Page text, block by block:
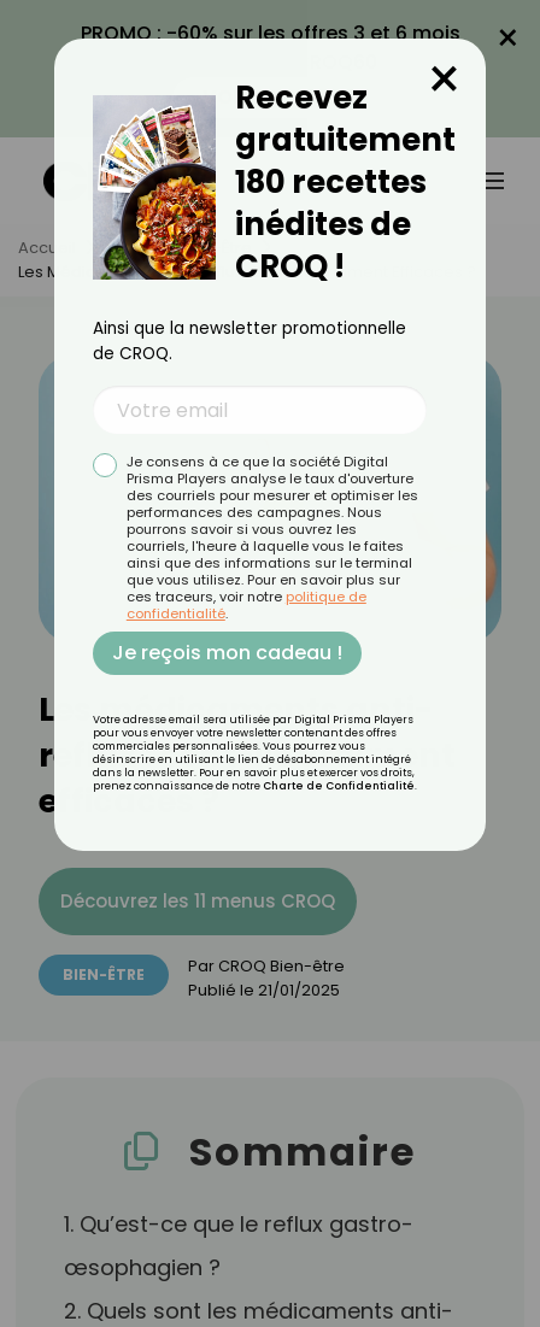
PROMO : -60% sur les offres 3 et 6 mois
VOIR LA PROMO
×
Accueil Actus
Bien-Être
Les Médicaments Anti-Reflux : Sont-Ils Vraiment Efficaces ?
Les médicaments anti-
reflux : sont-ils vraiment
efficaces ?
Découvrez les 11 menus CROQ
BIEN-ÊTRE Par CROQ Bien-être
Publié le 21/01/2025
Sommaire
1. Qu’est-ce que le reflux gastro-
œsophagien ?
2. Quels sont les médicaments anti-
Recevez
gratuitement
180 recettes
inédites de
CROQ !
×
Ainsi que la newsletter promotionnelle
de CROQ.
Je consens à ce que la société Digital
Prisma Players analyse le taux d'ouverture
des courriels pour mesurer et optimiser les
performances des campagnes. Nous
pourrons savoir si vous ouvrez les
courriels, l'heure à laquelle vous le faites
ainsi que des informations sur le terminal
que vous utilisez. Pour en savoir plus sur
ces traceurs, voir notre politique de
confidentialité.
Je reçois mon cadeau !
Votre adresse email sera utilisée par Digital Prisma Players
pour vous envoyer votre newsletter contenant des offres
commerciales personnalisées. Vous pourrez vous
désinscrire en utilisant le lien de désabonnement intégré
dans la newsletter. Pour en savoir plus et exercer vos droits,
prenez connaissance de notre Charte de Confidentialité.